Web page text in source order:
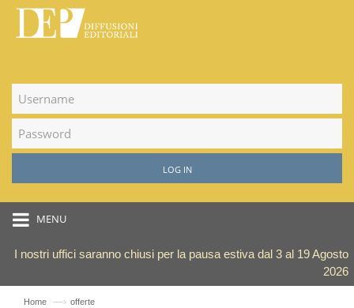
LOG IN
MENU
I nostri uffici saranno chiusi per la pausa estiva dal 3 al 19 Agosto
2026
Home —› offerte